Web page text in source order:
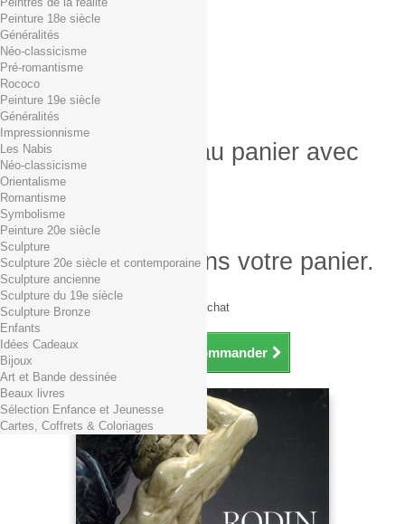
Panier (vide)
Aucun produit
0,01€ dès 29€ d'achat
0,00 € Total
Commander
Produit ajouté au panier avec
succès
Quantité
Total
Il y a 1 produit dans votre panier.
Total produits TTC
Frais de port TTC
0,01€ dès 29€ d'achat
Total TTC
Continuer mes achats Commander
Peinture 18e siècle
Généralités
Néo-classicisme
Pré-romantisme
Rococo
Peinture 19e siècle
Généralités
Impressionnisme
Les Nabis
Néo-classicisme
Orientalisme
Romantisme
Symbolisme
Peinture 20e siècle
Sculpture
Sculpture 20e siècle et contemporaine
Sculpture ancienne
Sculpture du 19e siècle
Sculpture Bronze
Enfants
Idées Cadeaux
Bijoux
Art et Bande dessinée
Beaux livres
Sélection Enfance et Jeunesse
Cartes, Coffrets & Coloriages